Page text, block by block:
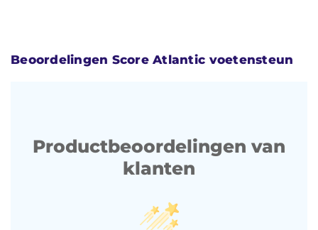
Beoordelingen Score Atlantic voetensteun
Productbeoordelingen van
klanten